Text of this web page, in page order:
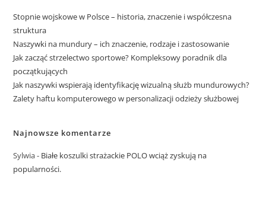
Stopnie wojskowe w Polsce – historia, znaczenie i współczesna
struktura
Naszywki na mundury – ich znaczenie, rodzaje i zastosowanie
Jak zacząć strzelectwo sportowe? Kompleksowy poradnik dla
początkujących
Jak naszywki wspierają identyfikację wizualną służb mundurowych?
Zalety haftu komputerowego w personalizacji odzieży służbowej
Najnowsze komentarze
Sylwia- Białe koszulki strażackie POLO wciąż zyskują na
popularności.